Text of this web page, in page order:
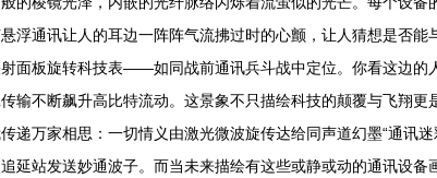
通讯让人的耳边一阵阵气流拂过时的心颤，让人猜想是否能
面板旋转科技表——如同战前通讯兵斗战中定位。你看这边的
输不断飙升高比特流动。这景象不只描绘科技的颠覆与飞翔
递万家相思：一切情义由激光微波旋传达给同声道幻墨“通讯
站发送妙通波子。而当未来描绘有这些或静或动的通讯设备